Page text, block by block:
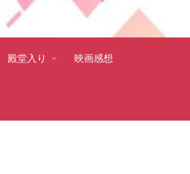
殿堂入り 映画感想